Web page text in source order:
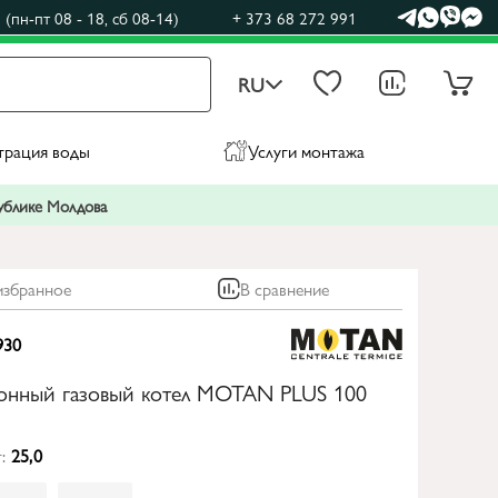
(пн-пт 08 - 18, сб 08-14) + 373 68 272 991
RU
воды Услуги монтажа
Молдова
В сравнение
газовый котел MOTAN PLUS 100
25,0